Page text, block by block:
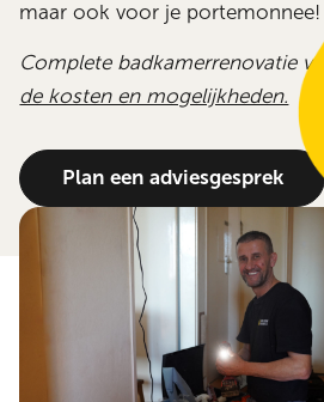
maar ook voor je portemonnee!
Complete badkamerrenovatie
de kosten en mogelijkheden.
Plan een adviesgesprek
Waar begin je
badkamer